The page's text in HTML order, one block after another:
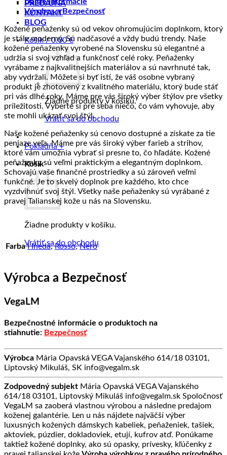
PREDAJŇA
KONTAKT
BLOG
Košík /0.00€
Žiadne produkty v košíku.
Vrátiť sa do obchodu
Pokladňa +
Košík
Žiadne produkty v košíku.
Vrátiť sa do obchodu
produktyneprenikne
GSM
ani
RF
signál
Výrobca a Bezpečnosť
Kožené peňaženky sú od vekov ohromujúcim doplnkom, ktorý
je stále moderný. Sú nadčasové a vždy budú trendy. Naše
kožené peňaženky vyrobené na Slovensku sú elegantné a
udržia si svoj vzhľad a funkčnosť celé roky. Peňaženky
vyrábame z najkvalitnejších materiálov a sú navrhnuté tak,
aby vydržali. Môžete si byť istí, že váš osobne vybraný
produkt je zhotovený z kvalitného materiálu, ktorý bude stáť
pri vás dlhé roky. Máme pre vás široký výber štýlov pre všetky
príležitosti. Vyberte si pre seba niečo, čo vám vyhovuje, aby
ste mohli ukázať svoj štýl.
Naše kožené peňaženky sú cenovo dostupné a získate za tie
peniaze veľa. Máme pre vás široký výber farieb a strihov,
ktoré vám umožnia vybrať si presne to, čo hľadáte. Kožené
peňaženky sú veľmi praktickým a elegantným doplnkom.
Schovajú vaše finančné prostriedky a sú zároveň veľmi
funkčné. Je to skvelý doplnok pre každého, kto chce
vyzdvihnúť svoj štýl. Všetky naše peňaženky sú vyrábané z
pravej Talianskej kože u nás na Slovensku.
Farba Hnedá,Rosso,Nero
Výrobca a Bezpečnosť
VegaLM
Bezpečnostné informácie o produktoch na
stiahnutie: Bezpečnosť
Výrobca Mária Opavská VEGA Vajanského 614/18 03101,
Liptovský Mikuláš, SK info@vegalm.sk
Zodpovedný subjekt Mária Opavská VEGA Vajanského
614/18 03101, Liptovský Mikuláš info@vegalm.sk Spoločnosť
VegaLM sa zaoberá vlastnou výrobou a následne predajom
koženej galantérie. Len u nás nájdete najväčší výber
luxusných kožených dámskych kabeliek, peňaženiek, tašiek,
aktoviek, púzdier, dokladoviek, etují, kufrov atď. Ponúkame
taktiež kožené doplnky, ako sú opasky, prívesky, kľúčenky z